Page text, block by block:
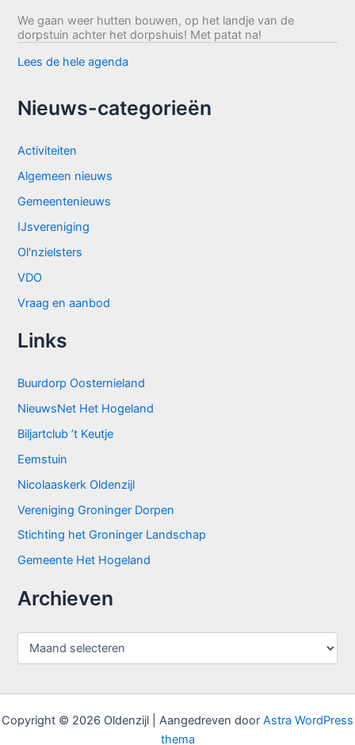
We gaan weer hutten bouwen, op het landje van de
dorpstuin achter het dorpshuis! Met patat na!
Lees de hele agenda
Nieuws-categorieën
Activiteiten
Algemeen nieuws
Gemeentenieuws
IJsvereniging
Ol'nzielsters
VDO
Vraag en aanbod
Links
Buurdorp Oosternieland
NieuwsNet Het Hogeland
Biljartclub ’t Keutje
Eemstuin
Nicolaaskerk Oldenzijl
Vereniging Groninger Dorpen
Stichting het Groninger Landschap
Gemeente Het Hogeland
Archieven
A
e
Copyright © 2026 Oldenzijl | Aangedreven door Astra WordPress
thema